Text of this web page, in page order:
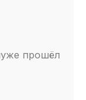
прошёл